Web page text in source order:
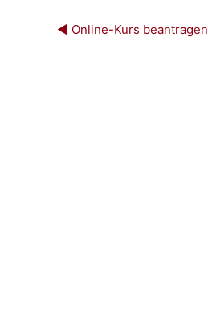
◀︎ Online-Kurs beantragen